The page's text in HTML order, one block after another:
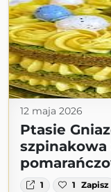
12 maja 2026
Ptasie
1 1 Zapisz